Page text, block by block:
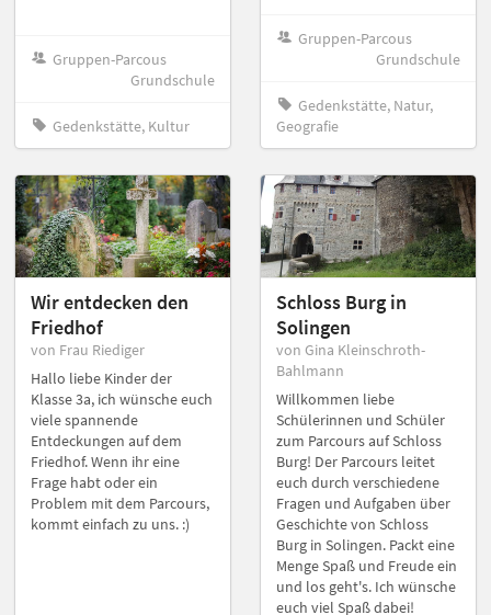
Gruppen-Parcous
Grundschule
Gedenkstätte, Kultur
Gruppen-Parcous
Grundschule
Gedenkstätte, Natur,
Geografie
Wir entdecken den
Friedhof
von Frau Riediger
Hallo liebe Kinder der
Klasse 3a, ich wünsche euch
viele spannende
Entdeckungen auf dem
Friedhof. Wenn ihr eine
Frage habt oder ein
Problem mit dem Parcours,
kommt einfach zu uns. :)
Schloss Burg in
Solingen
von Gina Kleinschroth-
Bahlmann
Willkommen liebe
Schülerinnen und Schüler
zum Parcours auf Schloss
Burg! Der Parcours leitet
euch durch verschiedene
Fragen und Aufgaben über
Geschichte von Schloss
Burg in Solingen. Packt eine
Menge Spaß und Freude ein
und los geht's. Ich wünsche
euch viel Spaß dabei!